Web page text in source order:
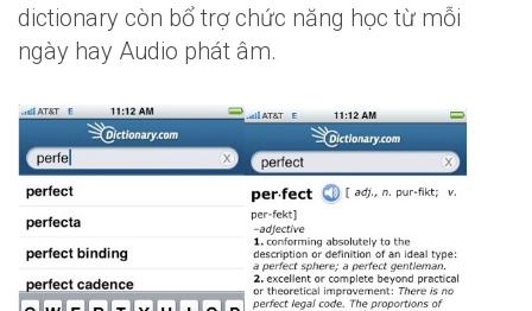
dictionary còn bổ trợ chức năng học từ mỗi
ngày hay Audio phát âm.